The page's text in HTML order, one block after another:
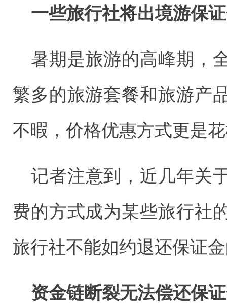
一些旅行社将出境游保
暑期是旅游的高峰期，
繁多的旅游套餐和旅游产
不暇，价格优惠方式更是
记者注意到，近几年关
费的方式成为某些旅行社
旅行社不能如约退还保证
资金链断裂无法偿还保